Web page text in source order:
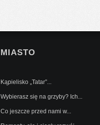
MIASTO
Kąpielisko „Tatar”...
Wybierasz się na grzyby? Ich...
Co jeszcze przed nami w...